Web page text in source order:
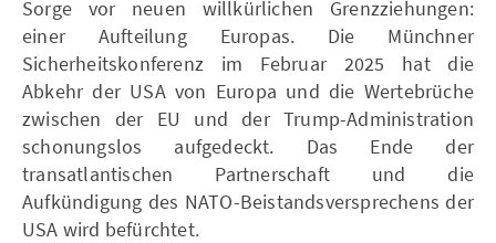
Sorge vor neuen willkürlichen Grenzziehungen:
einer Aufteilung Europas. Die Münchner
Sicherheitskonferenz im Februar 2025 hat die
Abkehr der USA von Europa und die Wertebrüche
zwischen der EU und der Trump-Administration
schonungslos aufgedeckt. Das Ende der
transatlantischen Partnerschaft und die
Aufkündigung des NATO-Beistandsversprechens der
USA wird befürchtet.